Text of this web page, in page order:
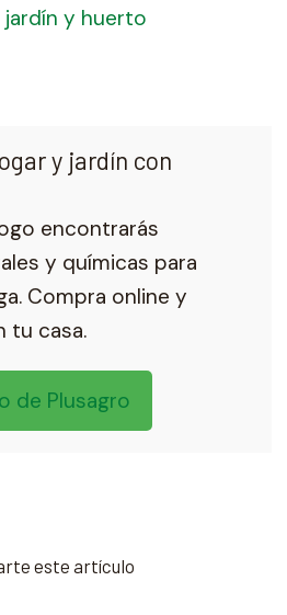
jardín y huerto
y jardín con
encontrarás
y químicas para
Compra online y
tu casa.
de Plusagro
este artículo